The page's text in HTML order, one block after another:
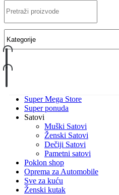
Super Mega Store
Super ponuda
Satovi
Muški Satovi
Ženski Satovi
Dečiji Satovi
Pametni satovi
Poklon shop
Oprema za Automobile
Sve za kuću
Ženski kutak